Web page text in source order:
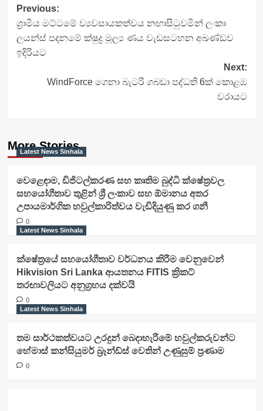
Post
navigation
Previous:
ග්‍රාමීය මට්ටමේ ව්‍යවසායකත්වය නඟාසිටුවමින් ලංකා
ලයන්ස් පදනමේ ක්ෂුද්‍ර මූල්‍ය ණය වැඩසටහන අඛණ්ඩව
ඉදිරියට
Next:
WindForce ගෙනා බැටරි ගබඩා පද්ධති 6ක් කොළඹ
වරායට
More Stories
Latest News Sinhala
වෙළෙඳාම, ඩිජිටල්කරණ සහ කෘතිම බුද්ධි ක්ෂේත්‍රවල
සහයෝගීතාව තුළින් ශ්‍රී ලංකාව සහ ඕමානය අතර
උපායමාර්ගික හවුල්කාරිත්වය වැඩිදියුණු කර ගනී
0
Latest News Sinhala
ක්ෂේත්‍රයේ සහයෝගීතාව වර්ධනය කිරීම වෙනුවෙන්
Hikvision Sri Lanka ආයතනය FITIS ක්‍රිකට්
තරඟාවලියට අනුග්‍රහය දක්වයි
0
Latest News Sinhala
තම සාර්ථකත්වයට උරදුන් බෙදාහැරීමේ හවුල්කරුවන්ට
හේමාස් කන්සියුමර් බ්‍රෑන්ඩ්ස් වෙතින් උණුසුම් ප්‍රණාම
0